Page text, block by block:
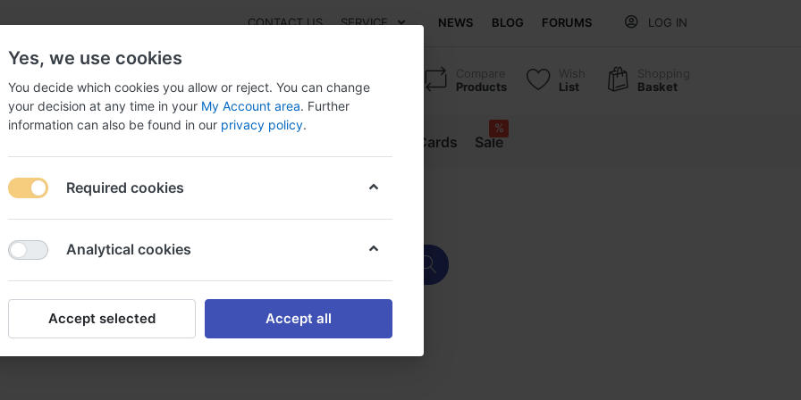
CONTACT US SERVICE NEWS BLOG FORUMS LOG IN
Compare
Products
Wish
List
Shopping
Basket
NEW
Gift Cards Sale
%
acheter benzac achat en ligne
achat en ligne
Yes, we use cookies
You decide which cookies you allow or reject. You can change
your decision at any time in your My Account area. Further
information can also be found in our privacy policy.
Required cookies
Analytical cookies
Accept selected Accept all